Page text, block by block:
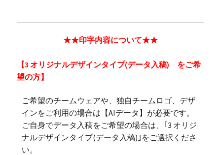
★★印字内容について★★
【3 オリジナルデザインタイプ(データ入稿) をご希
望の方】
ご希望のチームウェアや、独自チームロゴ、デザ
インをご利用の場合は【AIデータ】が必要です。
ご自身でデータ入稿をご希望の場合は、｢3 オリジ
ナルデザインタイプ(データ入稿)｣をご選択くださ
い。